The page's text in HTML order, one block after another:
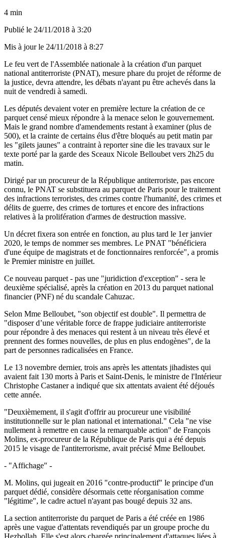
4 min
Publié le 24/11/2018 à 3:20
Mis à jour le 24/11/2018 à 8:27
Le feu vert de l'Assemblée nationale à la création d'un parquet
national antiterroriste (PNAT), mesure phare du projet de réforme de
la justice, devra attendre, les débats n'ayant pu être achevés dans la
nuit de vendredi à samedi.
Les députés devaient voter en première lecture la création de ce
parquet censé mieux répondre à la menace selon le gouvernement.
Mais le grand nombre d'amendements restant à examiner (plus de
500), et la crainte de certains élus d'être bloqués au petit matin par
les "gilets jaunes" a contraint à reporter sine die les travaux sur le
texte porté par la garde des Sceaux Nicole Belloubet vers 2h25 du
matin.
Dirigé par un procureur de la République antiterroriste, pas encore
connu, le PNAT se substituera au parquet de Paris pour le traitement
des infractions terroristes, des crimes contre l'humanité, des crimes et
délits de guerre, des crimes de tortures et encore des infractions
relatives à la prolifération d'armes de destruction massive.
Un décret fixera son entrée en fonction, au plus tard le 1er janvier
2020, le temps de nommer ses membres. Le PNAT "bénéficiera
d'une équipe de magistrats et de fonctionnaires renforcée", a promis
le Premier ministre en juillet.
Ce nouveau parquet - pas une "juridiction d'exception" - sera le
deuxième spécialisé, après la création en 2013 du parquet national
financier (PNF) né du scandale Cahuzac.
Selon Mme Belloubet, "son objectif est double". Il permettra de
"disposer d’une véritable force de frappe judiciaire antiterroriste
pour répondre à des menaces qui restent à un niveau très élevé et
prennent des formes nouvelles, de plus en plus endogènes", de la
part de personnes radicalisées en France.
Le 13 novembre dernier, trois ans après les attentats jihadistes qui
avaient fait 130 morts à Paris et Saint-Denis, le ministre de l'Intérieur
Christophe Castaner a indiqué que six attentats avaient été déjoués
cette année.
"Deuxièmement, il s'agit d'offrir au procureur une visibilité
institutionnelle sur le plan national et international." Cela "ne vise
nullement à remettre en cause la remarquable action" de François
Molins, ex-procureur de la République de Paris qui a été depuis
2015 le visage de l'antiterrorisme, avait précisé Mme Belloubet.
- "Affichage" -
M. Molins, qui jugeait en 2016 "contre-productif" le principe d'un
parquet dédié, considère désormais cette réorganisation comme
"légitime", le cadre actuel n'ayant pas bougé depuis 32 ans.
La section antiterroriste du parquet de Paris a été créée en 1986
après une vague d'attentats revendiqués par un groupe proche du
Hezbollah. Elle s'est alors chargée principalement d'attaques liées à